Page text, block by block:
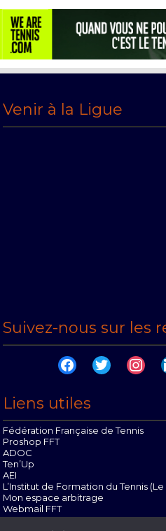
Venir à la Ligue
Suivez-nous sur les
facebooktwitter
Liens utiles
Fédération Française de Tennis
Proshop FFT
ADOC
Ten’Up
AEI
L’Institut de Formation du Tennis (Le
Mon espace arbitrage
Webmail FFT
Offres d’emploi